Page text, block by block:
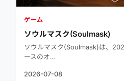
ゲーム
ソウルマスク(Soulmask)
ソウルマスク(Soulmask)は、
ースのオ…
2026-07-08